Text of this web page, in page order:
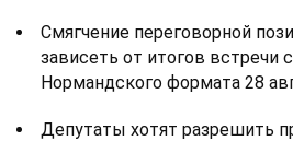
Смягчение переговорной
зависеть от итогов встречи
Нормандского формата 28
Депутаты хотят разрешить